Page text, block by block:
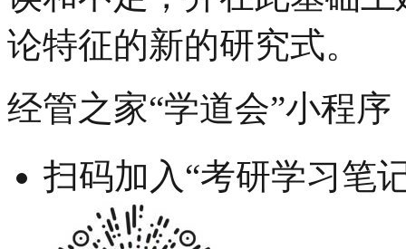
论特征的新的研究式。
经管之家“学道会”小程序
扫码加入“考研学习笔